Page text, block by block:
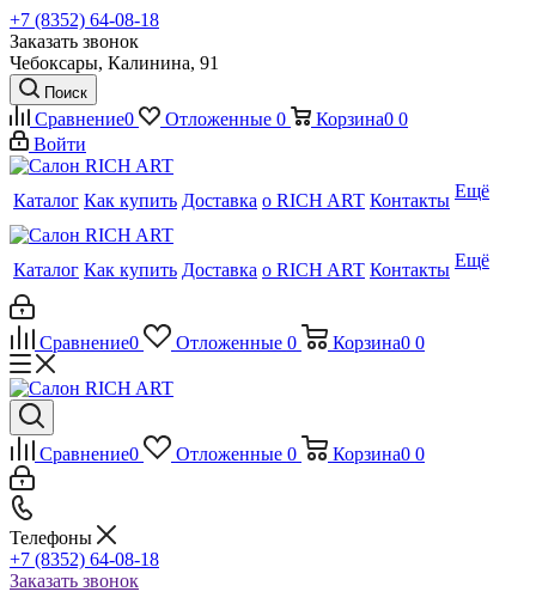
+7 (8352) 64-08-18
Заказать звонок
Чебоксары, Калинина, 91
Поиск
Сравнение0 Отложенные 0 Корзина0 0
Войти
Каталог Как купить Доставка о RICH ART Контакты Ещё
Каталог Как купить Доставка о RICH ART Контакты Ещё
Сравнение0 Отложенные 0 Корзина0 0
Сравнение0 Отложенные 0 Корзина0 0
Телефоны
+7 (8352) 64-08-18
Заказать звонок